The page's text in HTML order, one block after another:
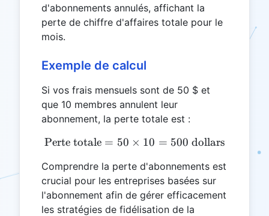
d'abonnements annulés, affichant la
perte de chiffre d'affaires totale pour le
mois.
Exemple de calcul
Si vos frais mensuels sont de 50 $ et
que 10 membres annulent leur
abonnement, la perte totale est :
\text{Perte totale} = 50
Perte totale = 50 × 10 = 500 dollars
Comprendre la perte d'abonnements est
crucial pour les entreprises basées sur
l'abonnement afin de gérer efficacement
les stratégies de fidélisation de la